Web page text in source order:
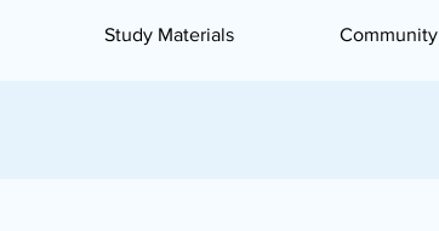
Study Materials Community